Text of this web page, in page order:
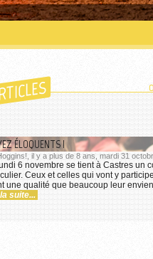
ÉLOQUENTS !
il y a plus de 8 ans, mardi 31
6 novembre se tient à Castres un
Ceux et celles qui vont y
une qualité que beaucoup leur
suite...